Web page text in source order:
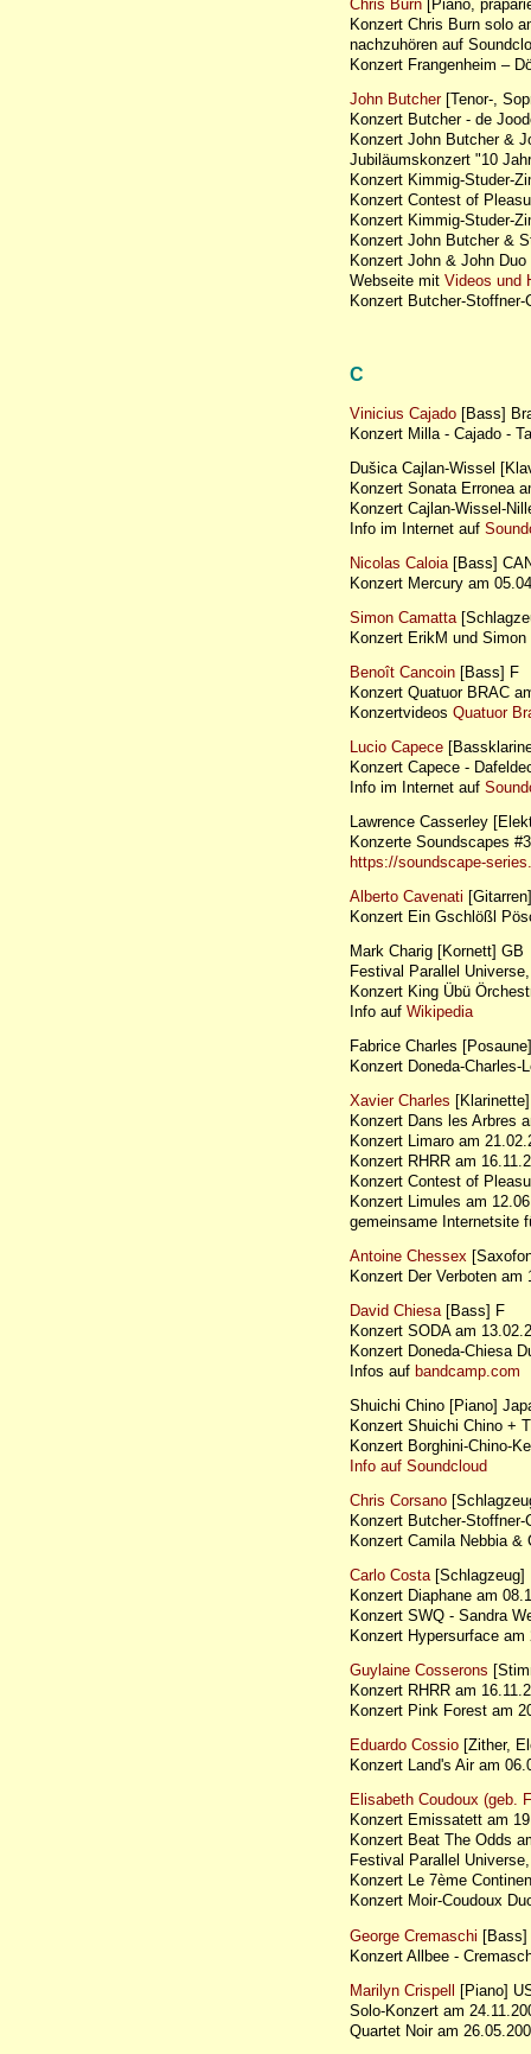
Chris Burn [Piano,
Konzert Chris Burn solo
nachzuhören auf
Konzert Frangenheim –
John Butcher[Tenor-,
Konzert Butcher - de
Konzert John Butcher &
Jubiläumskonzert "10
Konzert Kimmig-Studer-
Konzert Contest of
Konzert Kimmig-Studer-
Konzert John Butcher &
Konzert John & John
Webseite mit Videos und
Konzert Butcher-
C
Vinicius Cajado [Bass]
Konzert Milla - Cajado -
Dušica Cajlan-Wissel
Konzert Sonata Erronea
Konzert Cajlan-Wissel-
Info im Internet auf
Nicolas Caloia [Bass]
Konzert Mercury am
Simon Camatta
Konzert ErikM und
Benoît Cancoin [Bass] F
Konzert Quatuor BRAC
Konzertvideos Quatuor
Lucio Capece
Konzert Capece -
Info im Internet auf
Lawrence Casserley
Konzerte Soundscapes
https://soundscape-
Alberto Cavenati
Konzert Ein Gschlößl
Mark Charig [Kornett] GB
Festival Parallel Universe,
Konzert King Übü
Info auf Wikipedia
Fabrice Charles
Konzert Doneda-Charles-
Xavier Charles
Konzert Dans les Arbres
Konzert Limaro am
Konzert RHRR am
Konzert Contest of
Konzert Limules am
gemeinsame Internetsite
Antoine Chessex
Konzert Der Verboten am
David Chiesa [Bass] F
Konzert SODA am
Konzert Doneda-Chiesa
Infos auf bandcamp.com
Shuichi Chino [Piano]
Konzert Shuichi Chino +
Konzert Borghini-Chino-
Info auf Soundcloud
Chris Corsano
Konzert Butcher-
Konzert Camila Nebbia &
Carlo Costa [Schlagzeug]
Konzert Diaphane am
Konzert SWQ - Sandra
Konzert Hypersurface am
Guylaine Cosserons
Konzert RHRR am
Konzert Pink Forest am
Eduardo Cossio [Zither,
Konzert Land's Air am
Elisabeth Coudoux (geb.
Konzert Emissatett am
Konzert Beat The Odds
Festival Parallel Universe,
Konzert Le 7ème
Konzert Moir-Coudoux
George Cremaschi [Bass]
Konzert Allbee -
Marilyn Crispell [Piano]
Solo-Konzert am
Quartet Noir am